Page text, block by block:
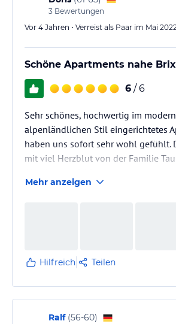
3 Bewertungen
Vor 4 Jahren • Verreist als Paar im Mai 2022
Schöne Apartments nahe
6 / 6
Sehr schönes, hochwertig im
alpenländlichen Stil eingerichtetes
haben uns sofort sehr wohl gefühlt.
mit viel Herzblut von der Familie
Mehr anzeigen
Hilfreich Teilen
Ralf (56-60)